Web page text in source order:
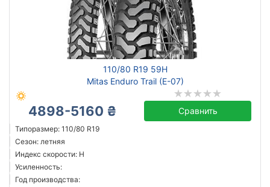
110/80 R19 59H
Mitas Enduro Trail (E-07)
4898-5160 ₴ Сравнить
Типоразмер: 110/80 R19
Сезон: летняя
Индекс скорости: H
Усиленность:
Год производства: